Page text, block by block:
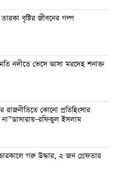
বৃষ্টির জীবনের গল্প
নদীতে ভেসে আসা মরদেহ শনাক্ত
রাজনীতিতে কোনো প্রতিহিংসার
ইসলাম
গরু উদ্ধার, ২ জন গ্রেফতার